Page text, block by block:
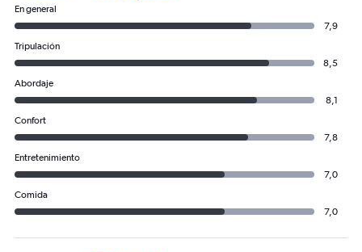
En general
7,9
Tripulación
8,5
Abordaje
8,1
Confort
7,8
Entretenimiento
7,0
Comida
7,0